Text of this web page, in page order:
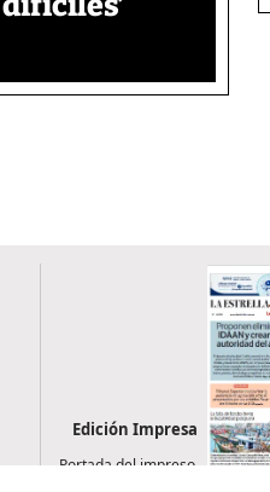
Edición Impresa
Portada del impreso